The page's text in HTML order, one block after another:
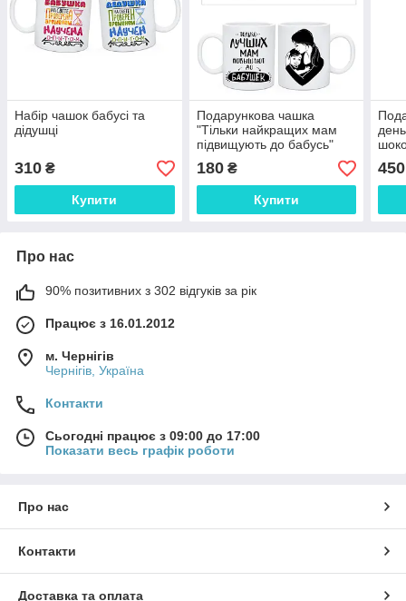
Набір чашок бабусі та
дідушці
310 ₴
Купити
Подарункова чашка
"Тільки найкращих мам
підвищують до бабусь"
180₴
Купити
450
Про нас
90% позитивних з 302 відгуків за рік
Працює з 16.01.2012
м. Чернігів
Чернігів, Україна
Контакти
Сьогодні працює з 09:00 до 17:00
Показати весь графік роботи
Про нас
Контакти
Доставка та оплата